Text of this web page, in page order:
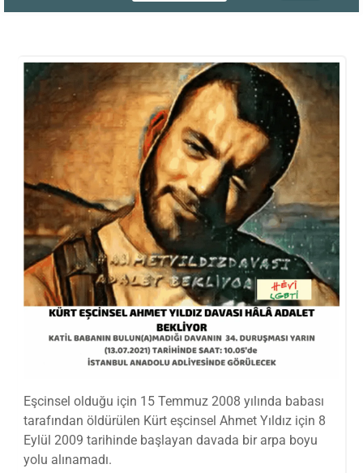
Eşcinsel olduğu için 15 Temmuz 2008 yılında babası
tarafından öldürülen Kürt eşcinsel Ahmet Yıldız için 8
Eylül 2009 tarihinde başlayan davada bir arpa boyu
yolu alınamadı.